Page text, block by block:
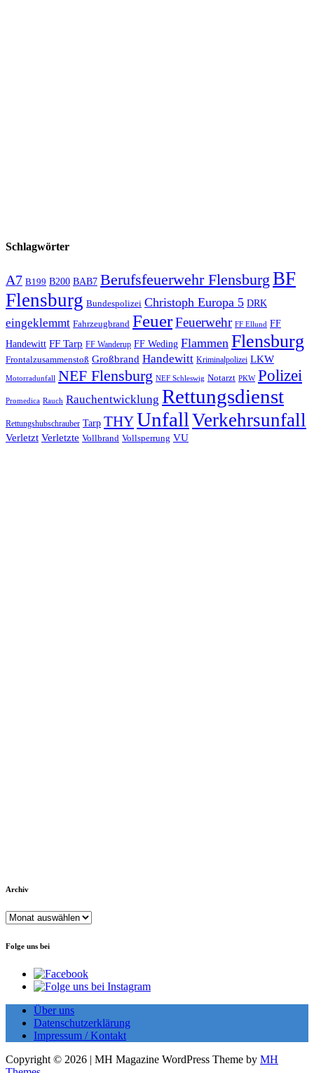
Schlagwörter
A7 B199 B200 BAB7 Berufsfeuerwehr Flensburg BF
Flensburg Bundespolizei Christoph Europa 5 DRK
eingeklemmt Fahrzeugbrand FeuerFeuerwehr FF Ellund FF
Handewitt FF Tarp FF Wanderup FF Weding Flammen Flensburg
Frontalzusammenstoß Großbrand Handewitt Kriminalpolizei LKW
Motorradunfall NEF Flensburg NEF Schleswig Notarzt PKW Polizei
Promedica Rauch Rauchentwicklung Rettungsdienst
Rettungshubschrauber Tarp THYUnfall Verkehrsunfall
Verletzt Verletzte Vollbrand Vollsperrung VU
Archiv
Archiv
Folge uns bei
Über uns
Datenschutzerklärung
Impressum / Kontakt
Copyright © 2026 | MH Magazine WordPress Theme by MH